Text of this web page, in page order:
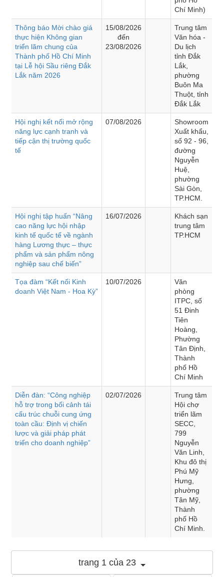
Chí Minh)
Thông báo Mời chào giá
thực hiện Không gian
triển lãm chung của
Thành phố Hồ Chí Minh
tại Lễ hội Sầu riêng Đắk
Lắk năm 2026
15/08/2026
đến
23/08/2026
Trung tâm
Văn hóa -
Du lịch
tỉnh Đắk
Lắk,
phường
Buôn Ma
Thuột, tỉnh
Đắk Lắk
Hội nghị kết nối mở rộng
năng lực cạnh tranh và
tiếp cận thị trường quốc
tế
07/08/2026
Showroom
Xuất khẩu,
số 92 - 96,
đường
Nguyễn
Huệ,
phường
Sài Gòn,
TP.HCM.
Hội nghị tập huấn “Nâng
cao năng lực hội nhập
kinh tế quốc tế về ngành
hàng Lương thực – thực
phẩm và sản phẩm nông
nghiệp sau chế biến”
16/07/2026
Khách sạn
trung tâm
TP.HCM
Tọa đàm “Kết nối Kinh
doanh Việt Nam - Hoa Kỳ”
10/07/2026
Văn
phòng
ITPC, số
51 Đinh
Tiên
Hoàng,
Phường
Tân Định,
Thành
phố Hồ
Chí Minh
Diễn đàn: “Công nghiệp
hỗ trợ trong bối cảnh tái
cấu trúc chuỗi cung ứng
toàn cầu: Định vị chiến
lược và giải pháp phát
triển cho doanh nghiệp”
02/07/2026
Trung tâm
Hội chợ
triển lãm
SECC,
799
Nguyễn
Văn Linh,
Khu đô thị
Phú Mỹ
Hưng,
phường
Tân Mỹ,
Thành
phố Hồ
Chí Minh.
trang 1 của 23